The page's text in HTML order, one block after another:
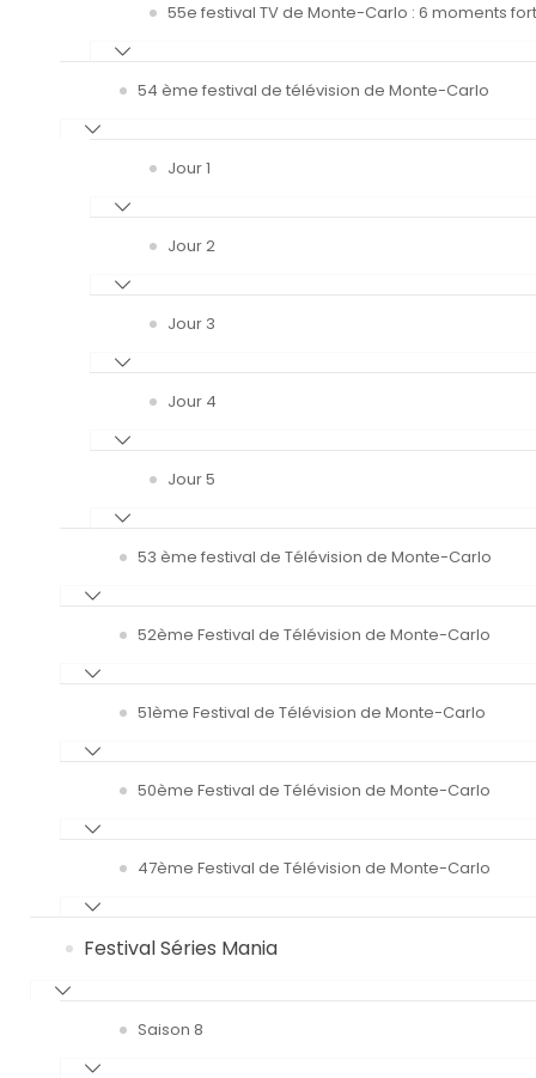
55e festival TV de Monte-Carlo : 6 moments
54 ème festival de télévision de Monte-Carlo
Jour 1
Jour 2
Jour 3
Jour 4
Jour 5
53 ème festival de Télévision de Monte-Carlo
52ème Festival de Télévision de Monte-Carlo
51ème Festival de Télévision de Monte-Carlo
50ème Festival de Télévision de Monte-Carlo
47ème Festival de Télévision de Monte-Carlo
Festival Séries Mania
Saison 8